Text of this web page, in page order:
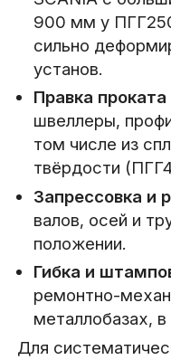
900 мм у
сильно
установ.
Правка проката
швеллеры,
том числе из
твёрдости
Запрессовка и
валов, осей и
положении.
Гибка и
ремонтно-
металлобазах,
Для